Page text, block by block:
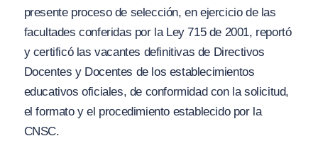
presente proceso de selección, en ejercicio de las
facultades conferidas por la Ley 715 de 2001, reportó
y certificó las vacantes definitivas de Directivos
Docentes y Docentes de los establecimientos
educativos oficiales, de conformidad con la solicitud,
el formato y el procedimiento establecido por la
CNSC.